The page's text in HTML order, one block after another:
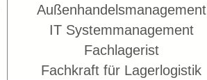
Außenhandelsmanagement
IT Systemmanagement
Fachlagerist
Fachkraft für Lagerlogistik